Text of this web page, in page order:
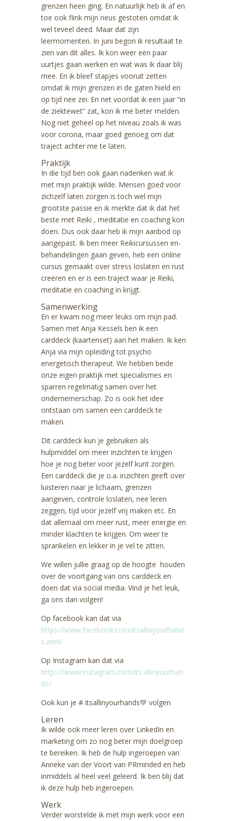
grenzen heen ging. En natuurlijk heb ik af en
toe ook flink mijn neus gestoten omdat ik
wel teveel deed. Maar dat zijn
leermomenten. In juni begon ik resultaat te
zien van dit alles. Ik kon weer een paar
uurtjes gaan werken en wat was ik daar blij
mee. En ik bleef stapjes vooruit zetten
omdat ik mijn grenzen in de gaten hield en
op tijd nee zei. En net voordat ik een jaar “in
de ziektewet” zat, kon ik me beter melden.
Nog niet geheel op het niveau zoals ik was
voor corona, maar goed genoeg om dat
traject achter me te laten.
Praktijk
In die tijd ben ook gaan nadenken wat ik
met mijn praktijk wilde. Mensen goed voor
zichzelf laten zorgen is toch wel mijn
grootste passie en ik merkte dat ik dat het
beste met Reiki , meditatie en coaching kon
doen. Dus ook daar heb ik mijn aanbod op
aangepast. Ik ben meer Reikicursussen en-
behandelingen gaan geven, heb een online
cursus gemaakt over stress loslaten en rust
creëren en er is een traject waar je Reiki,
meditatie en coaching in krijgt.
Samenwerking
En er kwam nog meer leuks om mijn pad.
Samen met Anja Kessels ben ik een
carddeck (kaartenset) aan het maken. Ik ken
Anja via mijn opleiding tot psycho
energetisch therapeut. We hebben beide
onze eigen praktijk met specialismes en
sparren regelmatig samen over het
ondernemerschap. Zo is ook het idee
ontstaan om samen een carddeck te
maken.
Dit carddeck kun je gebruiken als
hulpmiddel om meer inzichten te krijgen
hoe je nog beter voor jezelf kunt zorgen.
Een carddeck die je o.a. inzichten geeft over
luisteren naar je lichaam, grenzen
aangeven, controle loslaten, nee leren
zeggen, tijd voor jezelf vrij maken etc. En
dat allemaal om meer rust, meer energie en
minder klachten te krijgen. Om weer te
sprankelen en lekker in je vel te zitten.
We willen jullie graag op de hoogte houden
over de voortgang van ons carddeck en
doen dat via social media. Vind je het leuk,
ga ons dan volgen!
Op facebook kan dat via
https://www.facebook.com/itsallinyourhand
s.aeni/
Op Instagram kan dat via
https://www.instagram.com/its.allinyourhan
ds/
Ook kun je # itsallinyourhands💚 volgen
Leren
Ik wilde ook meer leren over LinkedIn en
marketing om zo nog beter mijn doelgroep
te bereiken. Ik heb de hulp ingeroepen van
Anneke van der Voort van PRminded en heb
inmiddels al heel veel geleerd. Ik ben blij dat
ik deze hulp heb ingeroepen.
Werk
Verder worstelde ik met mijn werk voor een